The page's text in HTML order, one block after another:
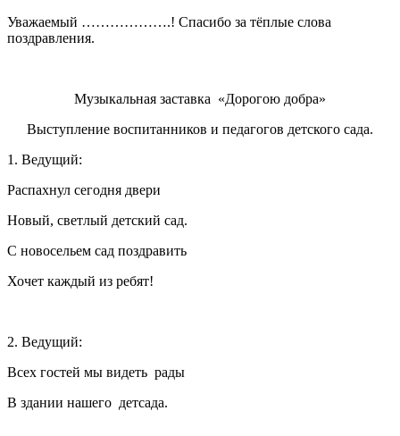
Уважаемый ……………….! Спасибо за тёплые слова
поздравления.
Музыкальная заставка «Дорогою добра»
Выступление воспитанников и педагогов детского сада.
1. Ведущий:
Распахнул сегодня двери
Новый, светлый детский сад.
С новосельем сад поздравить
Хочет каждый из ребят!
2. Ведущий:
Всех гостей мы видеть рады
В здании нашего детсада.